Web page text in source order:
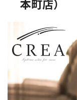
本町店）